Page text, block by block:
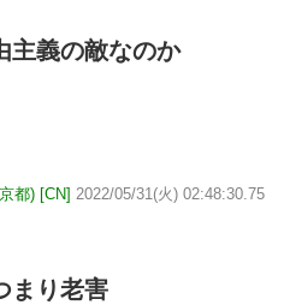
主義の敵なのか
都) [CN] 2022/05/31(火) 02:48:30.75
まり老害